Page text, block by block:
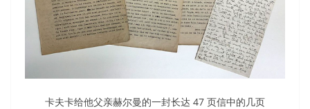
卡夫卡给他父亲赫尔曼的一封长达 47 页信中的几页